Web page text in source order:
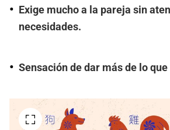
Exige mucho a la pareja sin
necesidades.
Sensación de dar más de lo